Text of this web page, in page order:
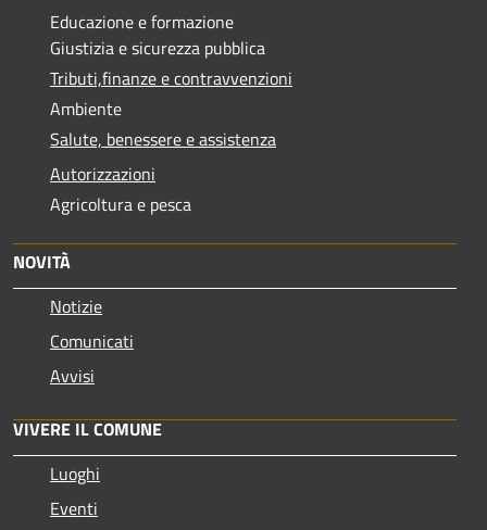
Educazione e formazione
Giustizia e sicurezza pubblica
Tributi,finanze e contravvenzioni
Ambiente
Salute, benessere e assistenza
Autorizzazioni
Agricoltura e pesca
NOVITÀ
Notizie
Comunicati
Avvisi
VIVERE IL COMUNE
Luoghi
Eventi